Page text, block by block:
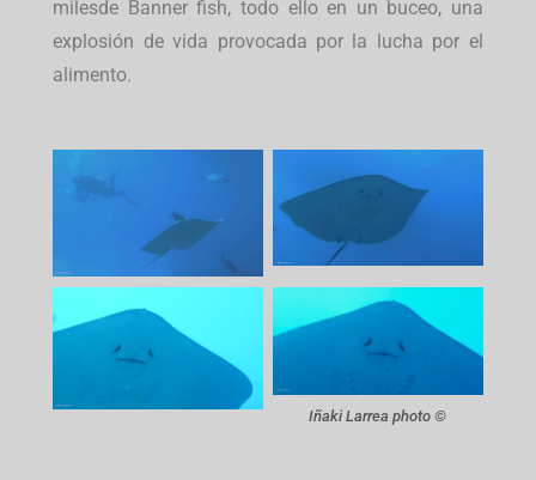
milesde Banner fish, todo ello en un buceo, una
explosión de vida provocada por la lucha por el
alimento.
Iñaki Larrea photo ©